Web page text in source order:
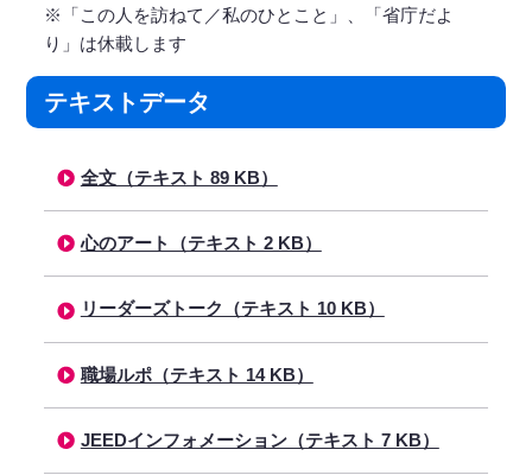
※「この人を訪ねて／私のひとこと」、「省庁だよ
り」は休載します
テキストデータ
全文（テキスト 89 KB）
心のアート（テキスト 2 KB）
リーダーズトーク（テキスト 10 KB）
職場ルポ（テキスト 14 KB）
JEEDインフォメーション（テキスト 7 KB）